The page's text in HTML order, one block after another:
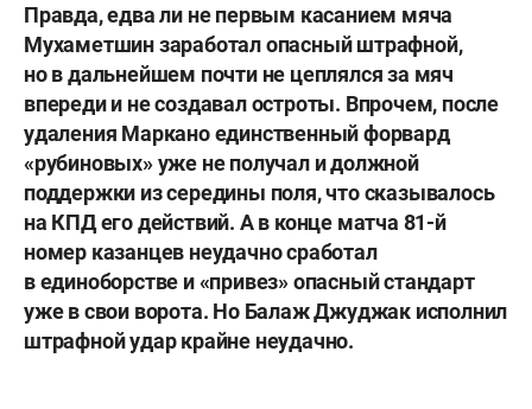
Правда, едва ли не первым касанием мяча
Мухаметшин заработал опасный штрафной,
но в дальнейшем почти не цеплялся за мяч
впереди и не создавал остроты. Впрочем, после
удаления Маркано единственный форвард
«рубиновых» уже не получал и должной
поддержки из середины поля, что сказывалось
на КПД его действий. А в конце матча 81-й
номер казанцев неудачно сработал
в единоборстве и «привез» опасный стандарт
уже в свои ворота. Но Балаж Джуджак исполнил
штрафной удар крайне неудачно.